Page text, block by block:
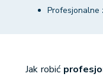
Profesjonalne
Jak robić